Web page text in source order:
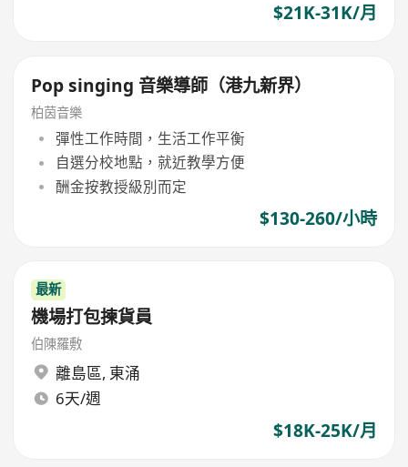
$21K-31K/月
Pop singing 音樂導師（港九新界）
柏茵音樂
彈性工作時間，生活工作平衡
自選分校地點，就近教學方便
酬金按教授級別而定
$130-260/小時
最新
機場打包揀貨員
伯陳羅敷
離島區, 東涌
6天/週
$18K-25K/月